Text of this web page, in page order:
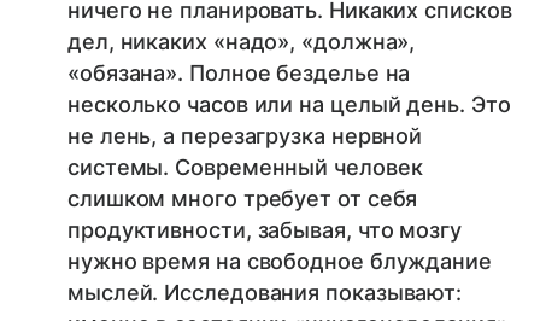
ничего не планировать. Никаких списков
дел, никаких «надо», «должна»,
«обязана». Полное безделье на
несколько часов или на целый день. Это
не лень, а перезагрузка нервной
системы. Современный человек
слишком много требует от себя
продуктивности, забывая, что мозгу
нужно время на свободное блуждание
мыслей. Исследования показывают: